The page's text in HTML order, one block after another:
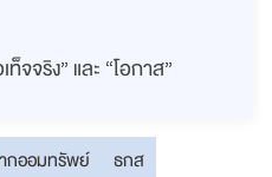
จจริง” และ “โอกาส”
กออมทรัพย์
ธกส